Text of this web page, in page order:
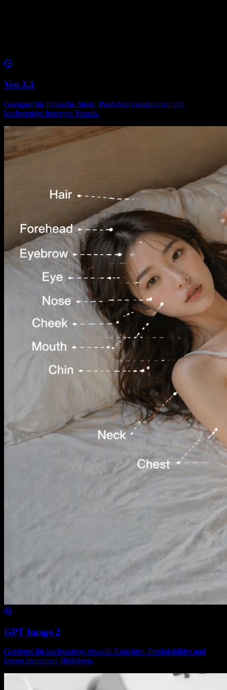
Veo 3.1
Geeignet für filmische Shots, Produktpräsentationen und
hochwertige bewegte Visuals.
GPT Image 2
Geeignet für hochwertige visuelle Entwürfe, Produktbilder und
besser steuerbare Bildideen.